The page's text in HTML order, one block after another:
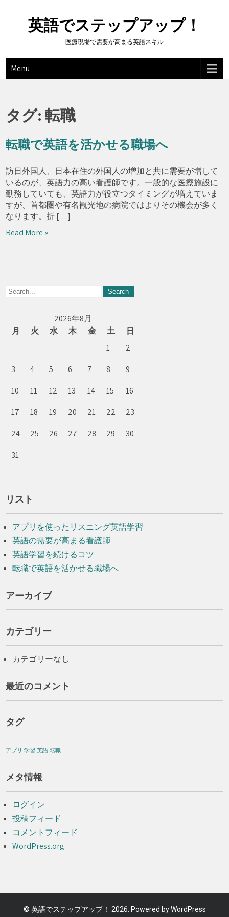
英語でステップアップ！
医療現場で需要が高まる英語スキル
Menu
タグ:転職
転職で英語を活かせる職場へ
訪日外国人、日本在住の外国人の増加と共に需要が増して
いるのが、英語力の高い看護師です。一般的な医療施設に
勤務していても、英語力が役立つタイミングが増えていま
すが、首都圏や有名観光地の病院ではよりその機会が多く
なります。折 […]
Read More »
2026年8月
月
火 水 木 金 土
日
1
2
3
4 5 6 7 8
9
10
11 12 13 14 15
16
17
18 19 20 21 22
23
24
25 26 27 28 29
30
31
リスト
アプリを使ったリスニング英語学習
英語の需要が高まる看護師
英語学習を続けるコツ
転職で英語を活かせる職場へ
アーカイブ
カテゴリー
カテゴリーなし
最近のコメント
タグ
アプリ 学習 英語 転職
メタ情報
ログイン
投稿フィード
コメントフィード
WordPress.org
© 英語でステップアップ！ 2026. Powered by WordPress